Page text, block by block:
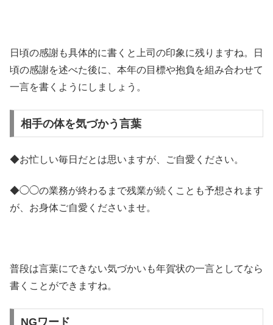
日頃の感謝も具体的に書くと上司の印象に残りますね。日
頃の感謝を述べた後に、本年の目標や抱負を組み合わせて
一言を書くようにしましょう。
相手の体を気づかう言葉
◆お忙しい毎日だとは思いますが、ご自愛ください。
◆◯◯の業務が終わるまで残業が続くことも予想されます
が、お身体ご自愛くださいませ。
普段は言葉にできない気づかいも年賀状の一言としてなら
書くことができますね。
NGワード